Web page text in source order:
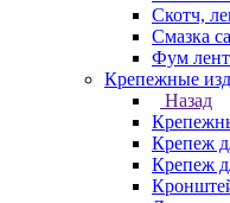
Скотч,
Смазка
Фум
Крепежные
Назад
Крепеж
Крепеж